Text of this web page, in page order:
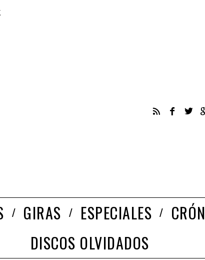
GIRAS ESPECIALES
DISCOS OLVIDADOS